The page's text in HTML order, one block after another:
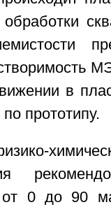
в
прототипу.
от 0 до 90